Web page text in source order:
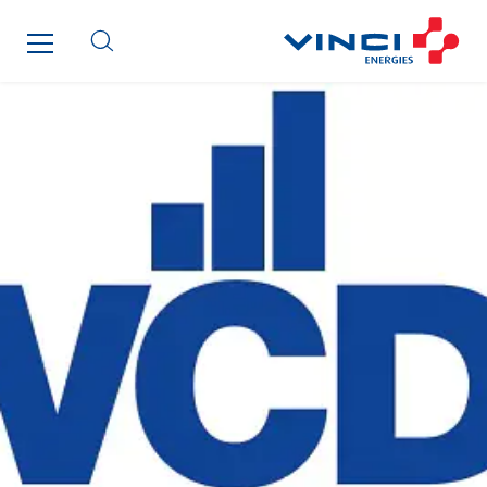
Tunzini Antilles
TUNZINI Nucléaire
Tunzini Toulouse
Twyver
Uxello
Valentin
Valette
VINCI Stiftung